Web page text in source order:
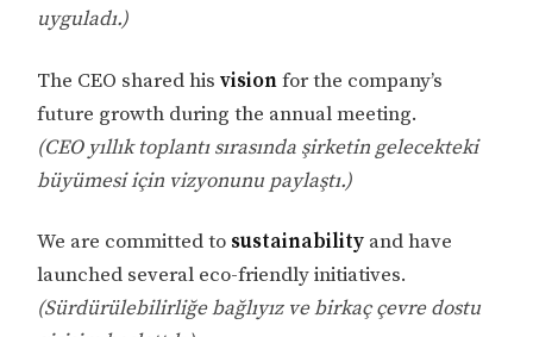
uyguladı.)
The CEO shared his visionfor the company’s
future growth during the annual meeting.
(CEO yıllık toplantı sırasında şirketin gelecekteki
büyümesi için vizyonunu paylaştı.)
We are committed to sustainability and have
launched several eco-friendly initiatives.
(Sürdürülebilirliğe bağlıyız ve birkaç çevre dostu